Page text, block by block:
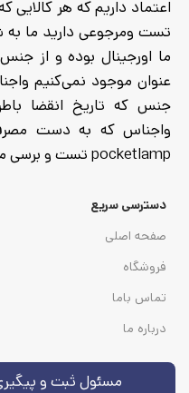
تست ومرجوعی دارید ما
عنوان موجود نمی‌کنیم
جنس که تاریخ انقضا
واجناس که به دست
pocketlamp تست و برسی میشه ...
دسترسی سریع
صفحه اصلی
فروشگاه
تماس باما
درباره ما
مسئول ثبت و